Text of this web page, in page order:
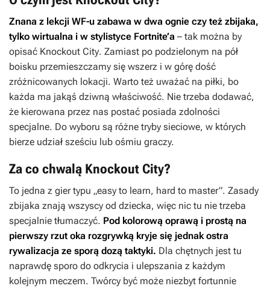
Znana z lekcji WF-u zabawa w dwa ognie czy też zbijaka,
tylko wirtualna i w stylistyce Fortnite’a – tak można by
opisać Knockout City. Zamiast po podzielonym na pół
boisku przemieszczamy się wszerz i w górę dość
zróżnicowanych lokacji. Warto też uważać na piłki, bo
każda ma jakąś dziwną właściwość. Nie trzeba dodawać,
że kierowana przez nas postać posiada zdolności
specjalne. Do wyboru są różne tryby sieciowe, w których
bierze udział sześciu lub ośmiu graczy.
Za co chwalą Knockout City?
To jedna z gier typu „easy to learn, hard to master”. Zasady
zbijaka znają wszyscy od dziecka, więc nic tu nie trzeba
specjalnie tłumaczyć. Pod kolorową oprawą i prostą na
pierwszy rzut oka rozgrywką kryje się jednak ostra
rywalizacja ze sporą dozą taktyki. Dla chętnych jest tu
naprawdę sporo do odkrycia i ulepszania z każdym
kolejnym meczem. Twórcy być może niezbyt fortunnie